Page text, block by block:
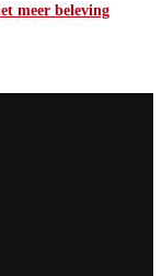
meer beleving